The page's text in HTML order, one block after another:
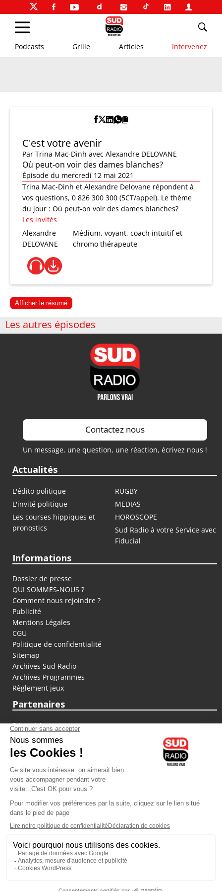
Podcasts Grille Articles Intervenez
C'est votre avenir
Par Trina Mac-Dinh avec Alexandre DELOVANE
Où peut-on voir des dames blanches?
Épisode du mercredi 12 mai 2021
Trina Mac-Dinh et Alexandre Delovane répondent à
vos questions, 0 826 300 300 (5CT/appel). Le thème
du jour : Où peut-on voir des dames blanches?
Les invités
Alexandre
DELOVANE
Médium, voyant, coach intuitif et
chromo thérapeute
Afficher le résumé
Les autres épisodes
Contactez nous
Un message, une question, une réaction, écrivez nous !
Actualités
L'édito politique
RUGBY
L'invité politique
MEDIAS
Les courses hippiques et
pronostics
HOROSCOPE
Sud Radio à votre Service avec
Fiducial
Informations
Dossier de presse
QUI SOMMES-NOUS ?
Comment nous rejoindre ?
Publicité
Mentions Légales
CGU
Politique de confidentialité
Sitemap
Archives Sud Radio
Archives Programmes
Règlement jeux
Partenaires
fiducial.fr
lyoncapitale.fr
olympique-et-lyonnais.com
L'application Iphone / Android
Téléchargez l'application
Les cookies
Gestion des cookies
Crédit photos : ©Sud Radio / Pierre Olivier